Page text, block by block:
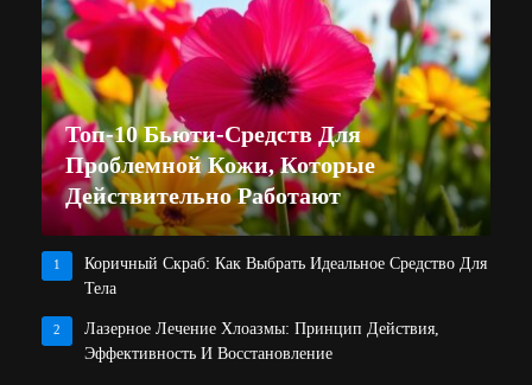
Топ-10 Бьюти-Средств Для
Проблемной Кожи, Которые
Действительно Работают
1
Коричный Скраб: Как Выбрать Идеальное Средство Для
Тела
2
Лазерное Лечение Хлоазмы: Принцип Действия,
Эффективность И Восстановление